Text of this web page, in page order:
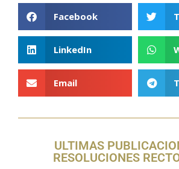
Facebook
LinkedIn
Email
ULTIMAS
RESOLUCIONES